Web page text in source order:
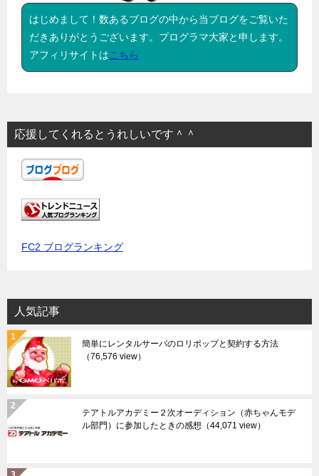
はじめまして！数あるブログの中から当ブログをご覧いた
だきありがとうございます。プログラマ大家と申します。
アフィリサイトは こちら
応援してくれるとうれしいです＾＾
FC2 ブログランキング
人気記事
簡単にレンタルサーバのロリポップと契約する方法
（76,576 view）
テアトルアカデミー２次オーディション（赤ちゃんモデ
ル部門）に参加したときの感想 （44,071 view）